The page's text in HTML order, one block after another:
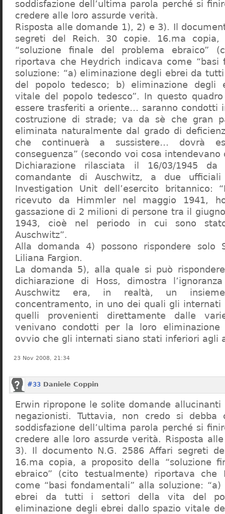
soddisfazione dell’ultima parola perché si
credere alle loro assurde verità.
Risposta alle domande 1), 2) e 3). Il
segreti del Reich. 30 copie. 16.ma copia,
“soluzione finale del problema ebraico”
riportava che Heydrich indicava come “basi
soluzione: “a) eliminazione degli ebrei da
del popolo tedesco; b) eliminazione degli
vitale del popolo tedesco”. In questo
essere trasferiti a oriente… saranno condotti
costruzione di strade; va da sè che gran
eliminata naturalmente dal grado di
che continuerà a sussistere… dovrà
conseguenza” (secondo voi cosa intendevano
Dichiarazione rilasciata il 16/03/1945
comandante di Auschwitz, a due
Investigation Unit dell’esercito britannico:
ricevuto da Himmler nel maggio 1941,
gassazione di 2 milioni di persone tra il
1943, cioè nel periodo in cui sono
Auschwitz”.
Alla domanda 4) possono rispondere solo
Liliana Fargion.
La domanda 5), alla quale si può
dichiarazione di Hoss, dimostra
Auschwitz era, in realtà, un
concentramento, in uno dei quali gli
quelli provenienti direttamente dalle
venivano condotti per la loro eliminazione
ovvio che gli internati siano stati inferiori agli
23 Nov 2008, 21:34
#33 Daniele Coppin
Erwin ripropone le solite domande
negazionisti. Tuttavia, non credo si debba
soddisfazione dell’ultima parola perché si
credere alle loro assurde verità. Risposta
3). Il documento N.G. 2586 Affari segreti
16.ma copia, a proposito della “soluzione
ebraico” (cito testualmente) riportava che
come “basi fondamentali” alla soluzione:
ebrei da tutti i settori della vita del
eliminazione degli ebrei dallo spazio vitale